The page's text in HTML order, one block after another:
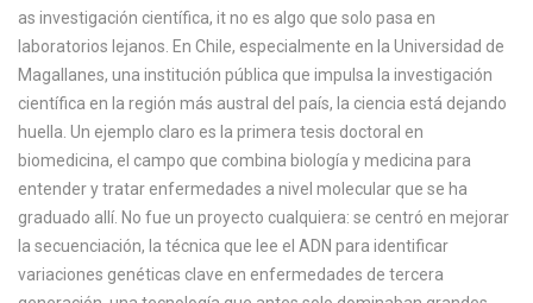
n
c
a
as investigación científica, itno es algo que solo pasa en
laboratorios lejanos. En Chile, especialmente en la Universidad de
Magallanes, una institución pública que impulsa la investigación
científica en la región más austral del país, la ciencia está dejando
huella. Un ejemplo claro es la primera tesis doctoral en
biomedicina, el campo que combina biología y medicina para
entender y tratar enfermedades a nivel molecular que se ha
graduado allí. No fue un proyecto cualquiera: se centró en mejorar
la secuenciación, la técnica que lee el ADN para identificar
variaciones genéticas clave en enfermedades de tercera